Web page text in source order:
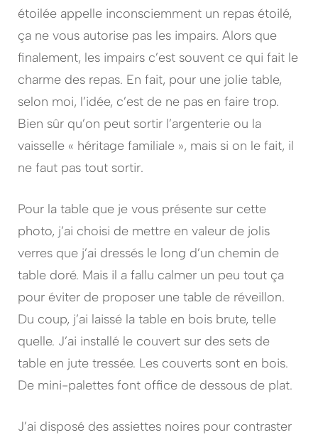
étoilée appelle inconsciemment un repas étoilé,
ça ne vous autorise pas les impairs. Alors que
finalement, les impairs c’est souvent ce qui fait le
charme des repas. En fait, pour une jolie table,
selon moi, l’idée, c’est de ne pas en faire trop.
Bien sûr qu’on peut sortir l’argenterie ou la
vaisselle « héritage familiale », mais si on le fait, il
ne faut pas tout sortir.
Pour la table que je vous présente sur cette
photo, j’ai choisi de mettre en valeur de jolis
verres que j’ai dressés le long d’un chemin de
table doré. Mais il a fallu calmer un peu tout ça
pour éviter de proposer une table de réveillon.
Du coup, j’ai laissé la table en bois brute, telle
quelle. J’ai installé le couvert sur des sets de
table en jute tressée. Les couverts sont en bois.
De mini-palettes font office de dessous de plat.
J’ai disposé des assiettes noires pour contraster